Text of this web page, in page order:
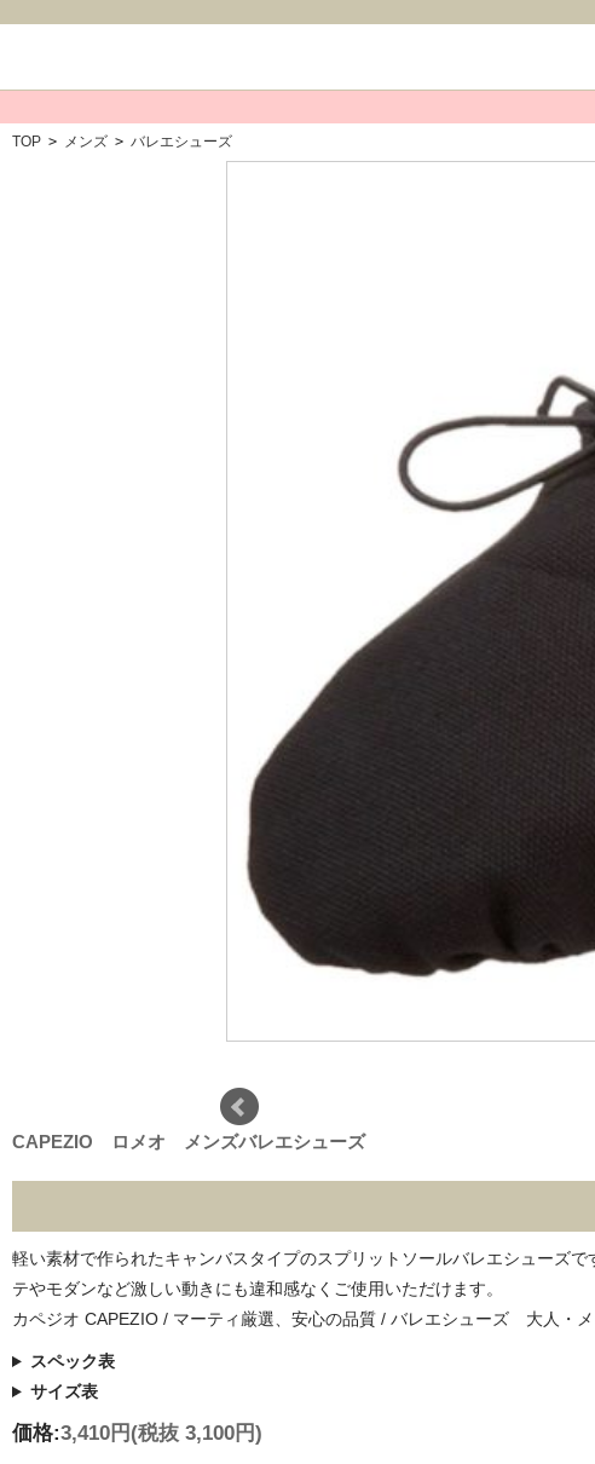
TOP > メンズ > バレエシューズ
CAPEZIO ロメオ メンズバレエシューズ
軽い素材で作られたキャンバスタイプのスプリットソールバレエシューズ
テやモダンなど激しい動きにも違和感なくご使用いただけます。
カペジオ CAPEZIO / マーティ厳選、安心の品質 / バレエシューズ 大人・
スペック表
サイズ表
価格:3,410円 (税抜 3,100円)